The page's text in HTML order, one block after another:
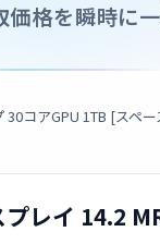
価格を瞬時に
コアGPU 1TB [スペ
イ 14.2